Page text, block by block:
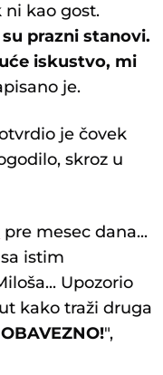
ni kao gost.
prazni stanovi.
iskustvo, mi
je.
je čovek
skroz u
pre mesec dana...
istim
Upozorio
kako traži druga
",